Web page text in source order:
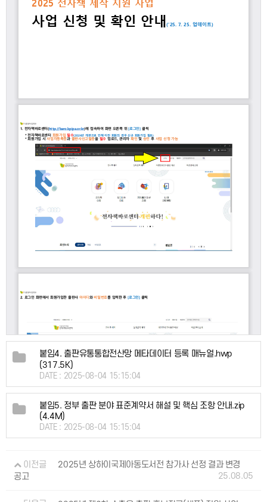
붙임4. 출판유통통합전산망 메타데이터 등록 매뉴얼.hwp
(317.5K)
DATE : 2025-08-04 15:15:04
붙임5. 정부 출판 분야 표준계약서 해설 및 핵심 조항 안내.zip
(4.4M)
DATE : 2025-08-04 15:15:04
이전글
2025년 상하이국제아동도서전 참가사 선정 결과 변경
공고
25.08.05